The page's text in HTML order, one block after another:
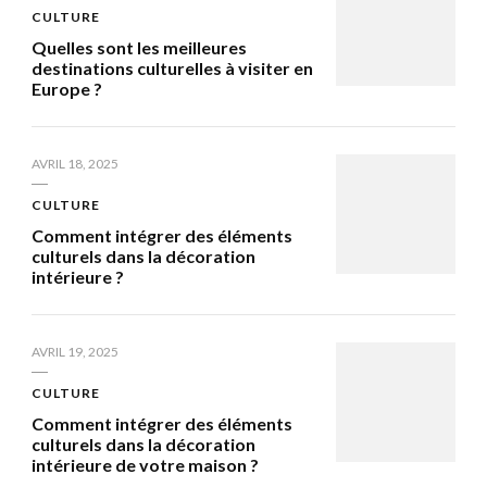
CULTURE
Quelles sont les meilleures
destinations culturelles à visiter en
Europe ?
AVRIL 18, 2025
CULTURE
Comment intégrer des éléments
culturels dans la décoration
intérieure ?
AVRIL 19, 2025
CULTURE
Comment intégrer des éléments
culturels dans la décoration
intérieure de votre maison ?